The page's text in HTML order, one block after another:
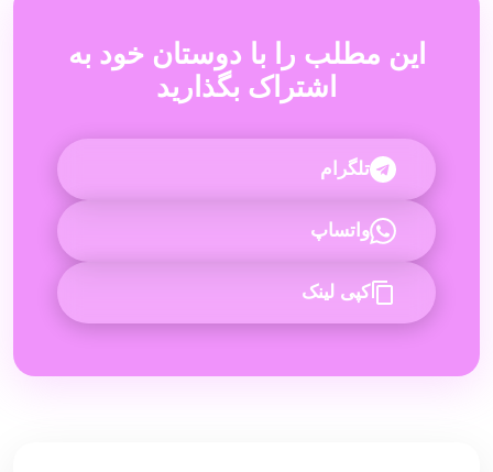
این مطلب را با دوستان خود به
اشتراک بگذارید
تلگرام
واتساپ
کپی لینک